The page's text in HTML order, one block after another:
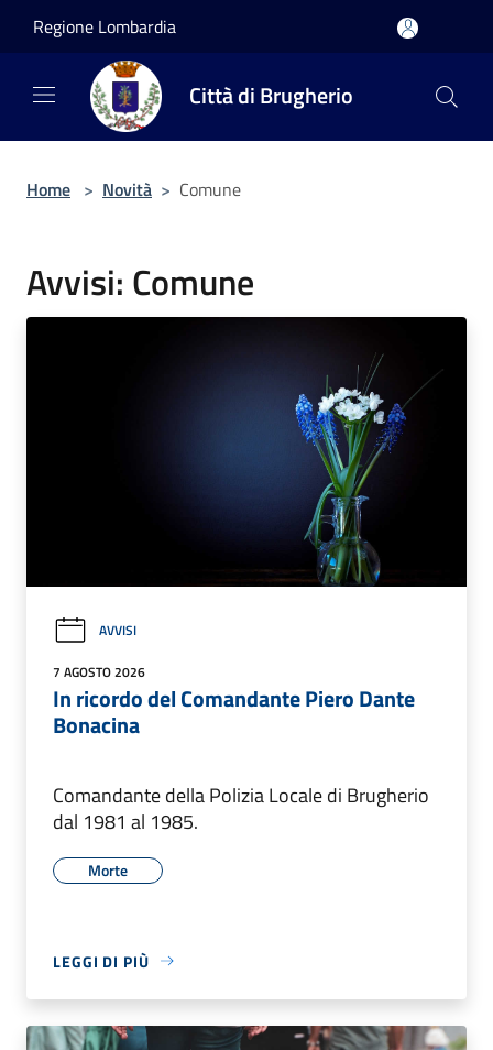
Regione Lombardia
Città di Brugherio
Home > Novità > Comune
Avvisi: Comune
AVVISI
7 AGOSTO 2026
In ricordo del Comandante Piero Dante
Bonacina
Comandante della Polizia Locale di Brugherio
dal 1981 al 1985.
Morte
LEGGI DI PIÙ